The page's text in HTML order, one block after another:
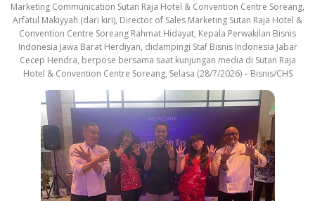
Marketing Communication Sutan Raja Hotel & Convention Centre Soreang,
Arfatul Makiyyah (dari kiri), Director of Sales Marketing Sutan Raja Hotel &
Convention Centre Soreang Rahmat Hidayat, Kepala Perwakilan Bisnis
Indonesia Jawa Barat Herdiyan, didampingi Staf Bisnis Indonesia Jabar
Cecep Hendra, berpose bersama saat kunjungan media di Sutan Raja
Hotel & Convention Centre Soreang, Selasa (28/7/2026) – Bisnis/CHS